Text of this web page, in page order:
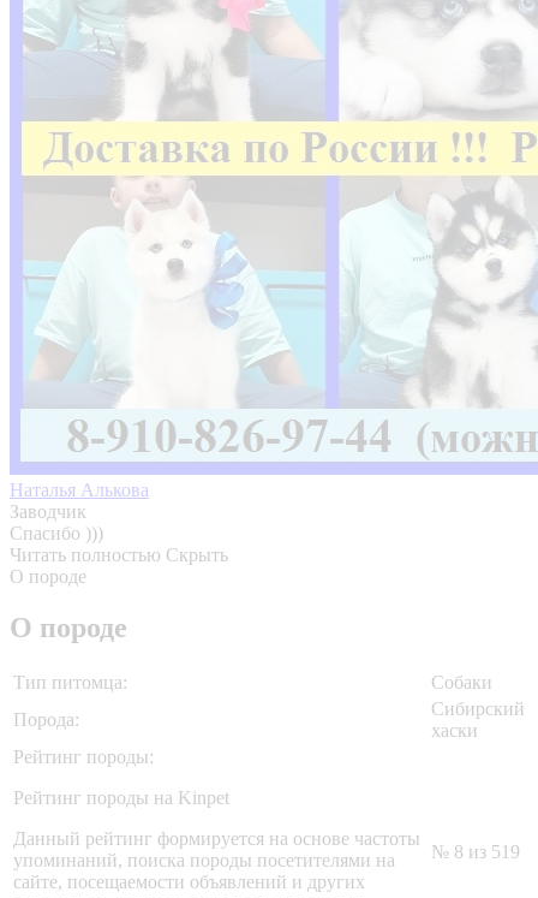
Наталья Алькова
Заводчик
Спасибо )))
Читать полностью Скрыть
О породе
О породе
Тип питомца:
Собаки
Порода:
Сибирский
хаски
Рейтинг породы:
Рейтинг породы на Kinpet
Данный рейтинг формируется на основе частоты
упоминаний, поиска породы посетителями на
сайте, посещаемости объявлений и других
№ 8 из 519